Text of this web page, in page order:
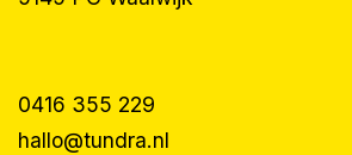
0416 355 229
hallo@tundra.nl